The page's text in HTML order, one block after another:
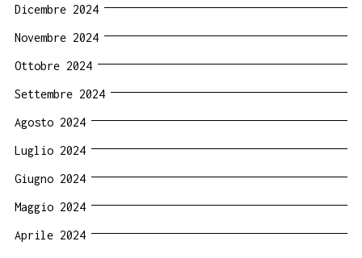
Dicembre 2024
Novembre 2024
Ottobre 2024
Settembre 2024
Agosto 2024
Luglio 2024
Giugno 2024
Maggio 2024
Aprile 2024